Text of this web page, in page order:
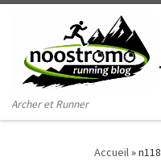
Passer au contenu
Archer et Runner
Accueil»n118